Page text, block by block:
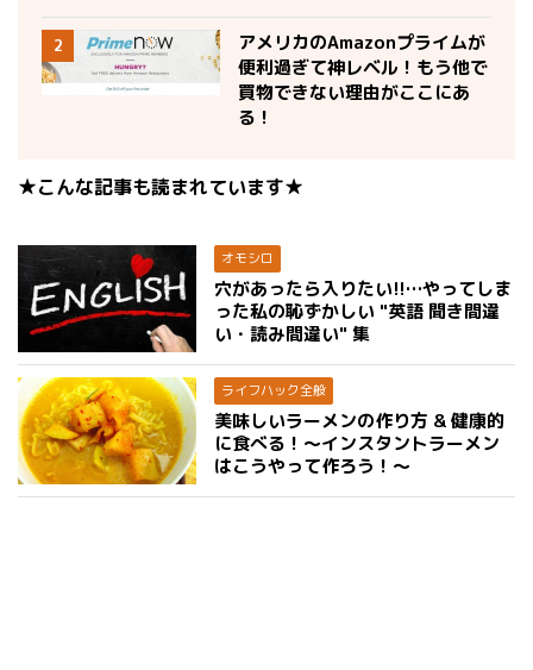
2
アメリカのAmazonプライムが
便利過ぎて神レベル！もう他で
買物できない理由がここにあ
る！
★こんな記事も読まれています★
オモシロ
穴があったら入りたい!!…やってしま
った私の恥ずかしい "英語 聞き間違
い・読み間違い" 集
ライフハック全般
美味しいラーメンの作り方 & 健康的
に食べる！〜インスタントラーメン
はこうやって作ろう！〜